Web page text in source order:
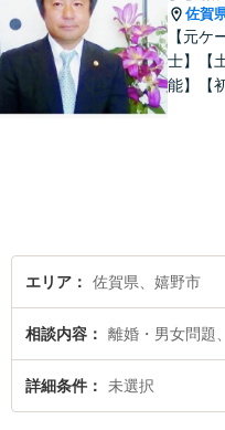
佐賀
【元ケ
士】【
能】【
エリア 佐賀県、嬉野市
相談内容 離婚・男女問題
詳細条件 未選択